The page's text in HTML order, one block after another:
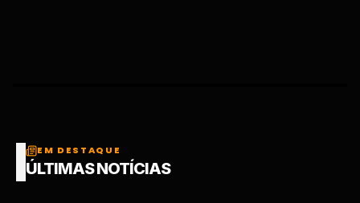
EM DESTAQUE
ÚLTIMAS NOTÍCIAS